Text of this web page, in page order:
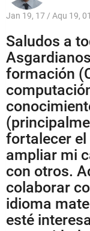
Jan 19, 17 / Aqu 19,
Saludos a
formación
fortalecer
ampliar mi
con otros.
colaborar
idioma
esté